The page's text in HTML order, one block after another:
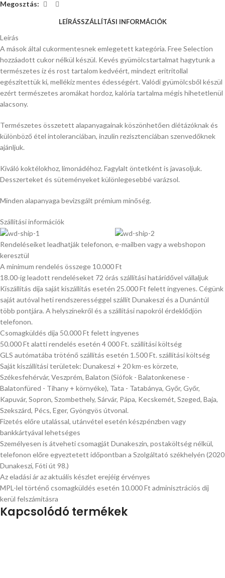
Megosztás:
LEÍRÁSSZÁLLÍTÁSI INFORMÁCIÓK
Leírás
A mások által cukormentesnek emlegetett kategória. Free Selection
hozzáadott cukor nélkül készül. Kevés gyümölcstartalmat hagytunk a
természetes íz és rost tartalom kedvéért, mindezt eritritollal
egészítettük ki, mellékíz mentes édességért. Valódi gyümölcsből készül
ezért természetes aromákat hordoz, kalória tartalma mégis hihetetlenül
alacsony.
Természetes összetett alapanyagainak köszönhetően diétázóknak és
különböző étel intoleranciában, inzulin rezisztenciában szenvedőknek
ajánljuk.
Kiváló koktélokhoz, limonádéhoz. Fagylalt öntetként is javasoljuk.
Desszerteket és süteményeket különlegesebbé varázsol.
Minden alapanyaga bevizsgált prémium minőség.
Szállítási információk
Rendeléseiket leadhatják telefonon, e-mailben vagy a webshopon
keresztül
A minimum rendelés összege 10.000 Ft
18.00-ig leadott rendeléseket 72 órás szállítási határidővel vállaljuk
Kiszállítás díja saját kiszállítás esetén 25.000 Ft felett ingyenes. Cégünk
saját autóval heti rendszerességgel szállít Dunakeszi és a Dunántúl
több pontjára. A helyszínekről és a szállítási napokról érdeklődjön
telefonon.
Csomagküldés díja 50.000 Ft felett ingyenes
50.000 Ft alatti rendelés esetén 4 000 Ft. szállítási költség
GLS autómatába tröténő szállítás esetén 1.500 Ft. szállítási költség
Saját kiszállítási területek: Dunakeszi + 20 km-es körzete,
Székesfehérvár, Veszprém, Balaton (Siófok - Balatonkenese -
Balatonfüred - Tihany + környéke), Tata - Tatabánya, Győr, Győr,
Kapuvár, Sopron, Szombethely, Sárvár, Pápa, Kecskemét, Szeged, Baja,
Szekszárd, Pécs, Eger, Gyöngyös útvonal.
Fizetés előre utalással, utánvétel esetén készpénzben vagy
bankkártyával lehetséges
Személyesen is átveheti csomagját Dunakeszin, postaköltség nélkül,
telefonon előre egyeztetett időpontban a Szolgáltató székhelyén (2020
Dunakeszi, Fóti út 98.)
Az eladási ár az aktuális készlet erejéig érvényes
MPL-lel történő csomagküldés esetén 10.000 Ft adminisztrációs díj
kerül felszámításra
Kapcsolódó termékek